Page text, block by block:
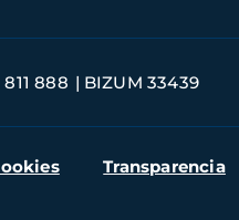
888 BIZUM 33439
Transparencia